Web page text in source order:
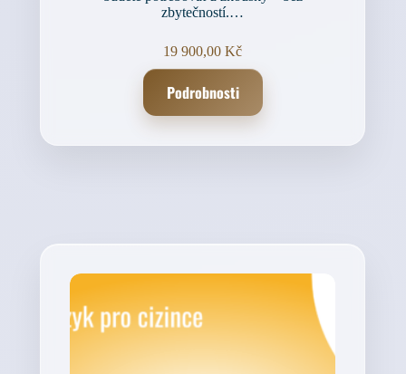
zbytečností.…
19 900,00Kč
Podrobnosti